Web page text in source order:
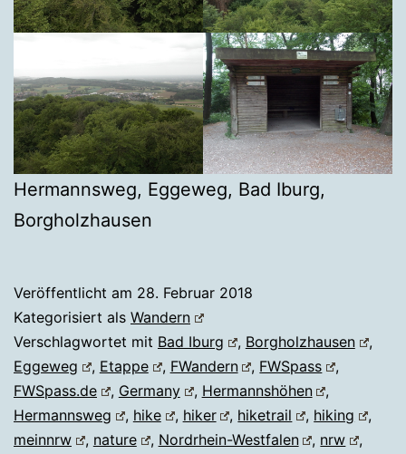
Hermannsweg, Eggeweg, Bad Iburg,
Borgholzhausen
Veröffentlicht am 28. Februar 2018
Kategorisiert als Wandern
Verschlagwortet mit Bad Iburg , Borgholzhausen
,
Eggeweg
, Etappe , FWandern , FWSpass
,
FWSpass.de
, Germany , Hermannshöhen
,
Hermannsweg
, hike , hiker , hiketrail , hiking
,
meinnrw
, nature , Nordrhein-Westfalen , nrw
,